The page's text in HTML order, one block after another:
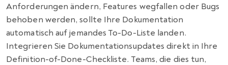
Anforderungen ändern, Features wegfallen oder Bugs
behoben werden, sollte Ihre Dokumentation
automatisch auf jemandes To-Do-Liste landen.
Integrieren Sie Dokumentationsupdates direkt in Ihre
Definition-of-Done-Checkliste. Teams, die dies tun,